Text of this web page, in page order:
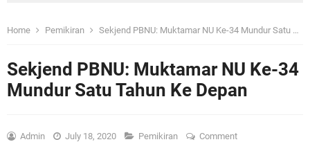
Home Pemikiran Sekjend PBNU: Muktamar NU Ke-34 Mundur Satu Tahun Ke Depan
Sekjend PBNU: Muktamar NU Ke-34
Mundur Satu Tahun Ke Depan
Admin July 18, 2020 Pemikiran Comment